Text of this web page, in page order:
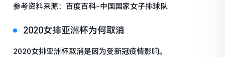
参考资料来源：百度百科-中国国家女子排球队
2020女排亚洲杯为何取消
2020女排亚洲杯取消是因为受新冠疫情影响。